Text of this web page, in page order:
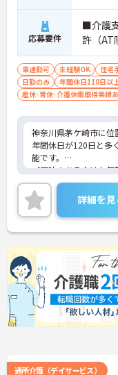
応募要件
■介護
許（AT
車通勤可 未経験OK 住宅
日勤のみ
年間休日110日以
産休･育休･介護休暇取得実績
神奈川県茅ケ崎市に位
年間休日が120日と多
能です。
ご興味のある方はお
詳細を見
通所介護（デイサービス）